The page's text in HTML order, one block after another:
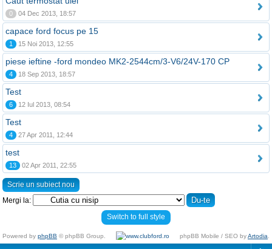
0 04 Dec 2013, 18:57
capace ford focus pe 15
1 15 Noi 2013, 12:55
piese ieftine -ford mondeo MK2-2544cm/3-V6/24V-170 CP
4 18 Sep 2013, 18:57
Test
6 12 Iul 2013, 08:54
Test
4 27 Apr 2011, 12:44
test
13 02 Apr 2011, 22:55
Scrie un subiect nou
Mergi la:
Switch to full style
Powered by phpBB © phpBB Group. phpBB Mobile / SEO byArtodia